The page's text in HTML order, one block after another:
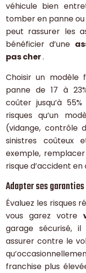
véhicule bien
tomber en panne
peut rassurer les
bénéficier d’une
pas cher.
Choisir un modèle
panne de 17 à
coûter jusqu’à
risques qu’un
(vidange, contrôle
sinistres coûteux
exemple,
risque d’accident
Adapter ses
Évaluez les risques
vous garez votre
garage sécurisé,
assurer contre le
franchise plus